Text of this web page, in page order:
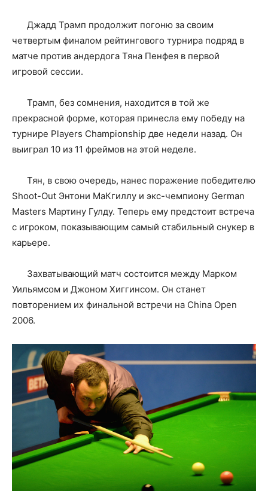
Джадд Трамп продолжит погоню за своим
четвертым финалом рейтингового турнира подряд в
матче против андердога Тяна Пенфея в первой
игровой сессии.
Трамп, без сомнения, находится в той же
прекрасной форме, которая принесла ему победу на
турнире Players Championship две недели назад. Он
выиграл 10 из 11 фреймов на этой неделе.
Тян, в свою очередь, нанес поражение победителю
Shoot-Out Энтони МаКгиллу и экс-чемпиону German
Masters Мартину Гулду. Теперь ему предстоит встреча
с игроком, показывающим самый стабильный снукер в
карьере.
Захватывающий матч состоится между Марком
Уильямсом и Джоном Хиггинсом. Он станет
повторением их финальной встречи на China Open
2006.